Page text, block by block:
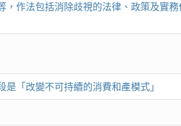
，作法包括消除歧視的法律、政策及實
「改變不可持續的消費和產模式」